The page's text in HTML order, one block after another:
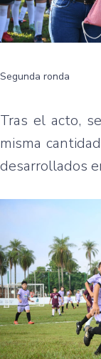
Segunda ronda
Tras el acto,
misma
desarrollados